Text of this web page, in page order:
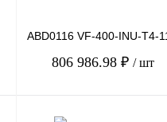
ABD0116 VF-400-INU-T4-
806 986.98 ₽ / шт